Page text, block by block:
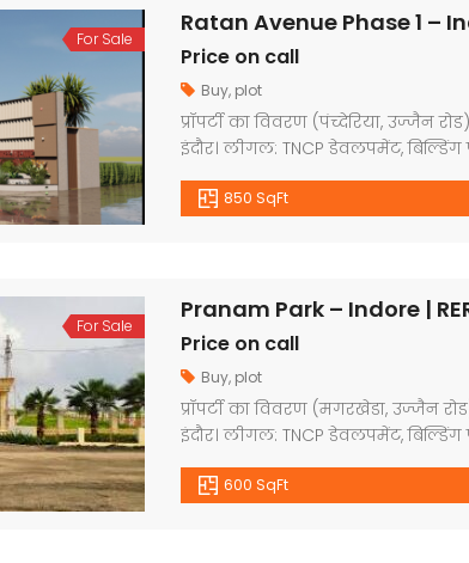
For Sale
Price on call
Buy, plot
प्रॉपर्टी का विवरण (पंच्देरिया, उज्जैन
इंदौर। लीगल: TNCP डेवलपमेंट, बिल्डिंग
डेवलपमेंट: गार्डन, सिक्यूरिटी गार्ड,
भव्य प्रवेश द्वार, रोड साइड पेवर ब्लाक,
850 SqFt
For Sale
Pranam Park – Indore |
Price on call
Buy, plot
प्रॉपर्टी का विवरण (मगरखेडा, उज्जैन
इंदौर। लीगल: TNCP डेवलपमेंट, बिल्डिंग
डेवलपमेंट: रेड्डी -टू-मूव, गार्डन,
वाटर लाइन, भव्य प्रवेश द्वार, रोड
600 SqFt